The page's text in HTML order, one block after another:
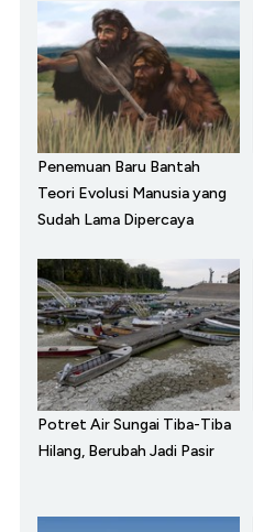
Penemuan Baru Bantah
Teori Evolusi Manusia yang
Sudah Lama Dipercaya
Potret Air Sungai Tiba-Tiba
Hilang, Berubah Jadi Pasir